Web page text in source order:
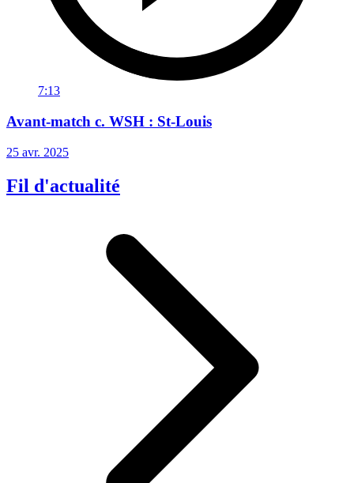
7:13
Avant-match c. WSH : St-Louis
25 avr. 2025
Fil d'actualité